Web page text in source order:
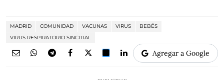
MADRID COMUNIDAD VACUNAS VIRUS
BEBÉS
VIRUS RESPIRATORIO SINCITIAL
Agregar a Google